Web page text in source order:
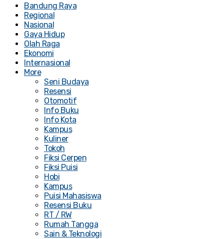
Bandung Raya
Regional
Nasional
Gaya Hidup
Olah Raga
Ekonomi
Internasional
More
Seni Budaya
Resensi
Otomotif
Info Buku
Info Kota
Kampus
Kuliner
Tokoh
Fiksi Cerpen
Fiksi Puisi
Hobi
Kampus
Puisi Mahasiswa
Resensi Buku
RT / RW
Rumah Tangga
Sain & Teknologi